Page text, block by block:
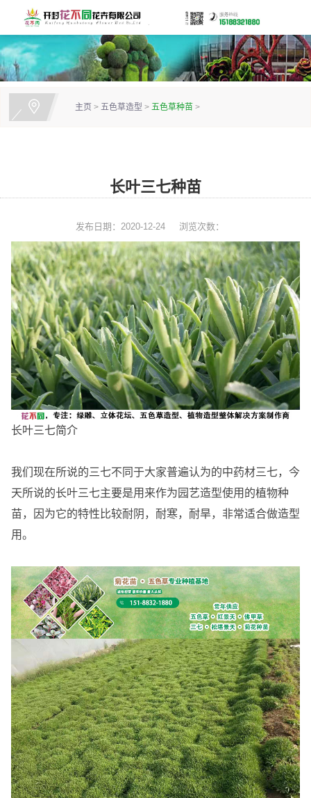
主页 > 五色草造型 > 五色草种苗 >
长叶三七种苗
发布日期：2020-12-24 浏览次数：
长叶三七简介
我们现在所说的三七不同于大家普遍认为的中药材三七，今
天所说的长叶三七主要是用来作为园艺造型使用的植物种
苗，因为它的特性比较耐阴，耐寒，耐旱，非常适合做造型
用。